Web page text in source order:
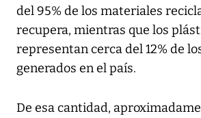
del 95% de los materiales
recupera, mientras que los
representan cerca del 12% de
generados en el país.
De esa cantidad,